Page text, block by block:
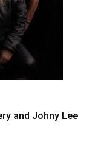
and Johny Lee